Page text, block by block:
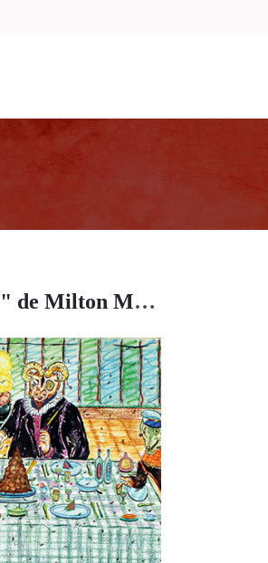
Mostra "Cabeça" de Milton Machado